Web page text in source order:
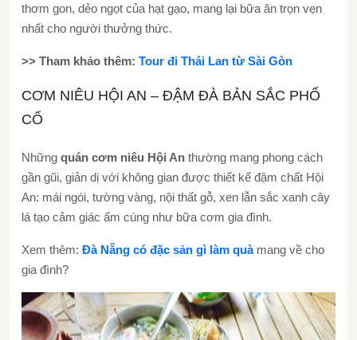
thơm gon, dẻo ngọt của hạt gạo, mang lại bữa ăn trọn vẹn
nhất cho người thưởng thức.
>> Tham khảo thêm: Tour đi Thái Lan từ Sài Gòn
CƠM NIÊU HỘI AN – ĐẬM ĐÀ BẢN SẮC PHỐ
CỔ
Những quán cơm niêu Hội An thường mang phong cách
gần gũi, giản dị với không gian được thiết kế đậm chất Hội
An: mái ngói, tường vàng, nội thất gỗ, xen lẫn sắc xanh cây
lá tạo cảm giác ấm cúng như bữa cơm gia đình.
Xem thêm: Đà Nẵng có đặc sản gì làm quà mang về cho
gia đình?